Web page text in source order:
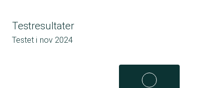
Testresultater
Testet i nov 2024